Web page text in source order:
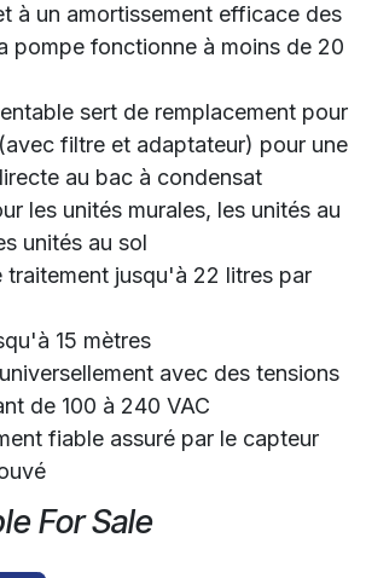
à un amortissement efficace des
pompe fonctionne à moins de 20
sert de remplacement pour
filtre et adaptateur) pour une
au bac à condensat
les unités murales, les unités au
unités au sol
traitement jusqu'à 22 litres par
15 mètres
avec des tensions
de 100 à 240 VAC
fiable assuré par le capteur
For Sale